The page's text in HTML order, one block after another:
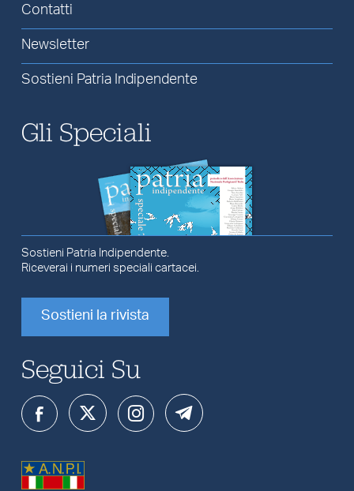
Contatti
Newsletter
Sostieni Patria Indipendente
Gli Speciali
Sostieni Patria Indipendente.
Riceverai i numeri speciali cartacei.
Sostieni la rivista
Seguici Su